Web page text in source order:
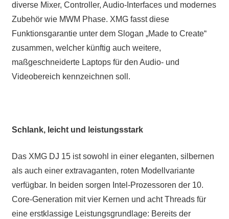
diverse Mixer, Controller, Audio-Interfaces und modernes
Zubehör wie MWM Phase. XMG fasst diese
Funktionsgarantie unter dem Slogan „Made to Create“
zusammen, welcher künftig auch weitere,
maßgeschneiderte Laptops für den Audio- und
Videobereich kennzeichnen soll.
Schlank, leicht und leistungsstark
Das XMG DJ 15 ist sowohl in einer eleganten, silbernen
als auch einer extravaganten, roten Modellvariante
verfügbar. In beiden sorgen Intel-Prozessoren der 10.
Core-Generation mit vier Kernen und acht Threads für
eine erstklassige Leistungsgrundlage: Bereits der